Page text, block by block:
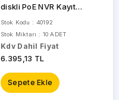
diskli PoE NVR Kayıt
Cihazı NVR2104HS-P-T
Stok Kodu : 40192
Stok Miktarı : 10 ADET
Kdv Dahil Fiyat
6.395,13 TL
Sepete Ekle